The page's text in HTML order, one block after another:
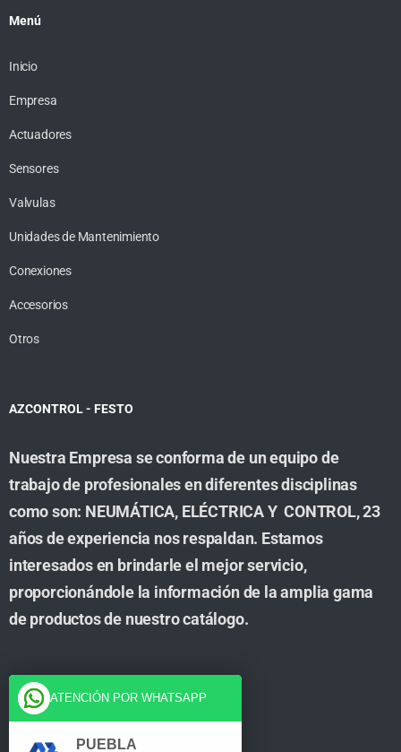
Menú
Inicio
Empresa
Actuadores
Sensores
Valvulas
Unidades de Mantenimiento
Conexiones
Accesorios
Otros
AZCONTROL - FESTO
Nuestra Empresa se conforma de un equipo de
trabajo de profesionales en diferentes disciplinas
como son: NEUMÁTICA, ELÉCTRICA Y CONTROL, 23
años de experiencia nos respaldan. Estamos
interesados en brindarle el mejor servicio,
proporcionándole la información de la amplia gama
de productos de nuestro catálogo.
Cuenta
Tienda
ATENCIÓN POR WHATSAPP
PUEBLA